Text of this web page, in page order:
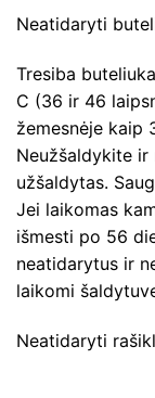
Neatidaryti
Tresiba
C (36 ir 46
žemesnėje kaip
Neužšaldykite ir
užšaldytas.
Jei laikomas
išmesti po 56
neatidarytus ir
laikomi
Neatidaryti